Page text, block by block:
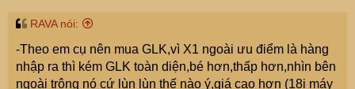
RAVA nói:
-Theo em cụ nên mua GLK,vì X1 ngoài ưu điểm là hàng
nhập ra thì kém GLK toàn diện,bé hơn,thấp hơn,nhìn bên
ngoài trông nó cứ lùn lùn thế nào ý,giá cao hơn (18i máy